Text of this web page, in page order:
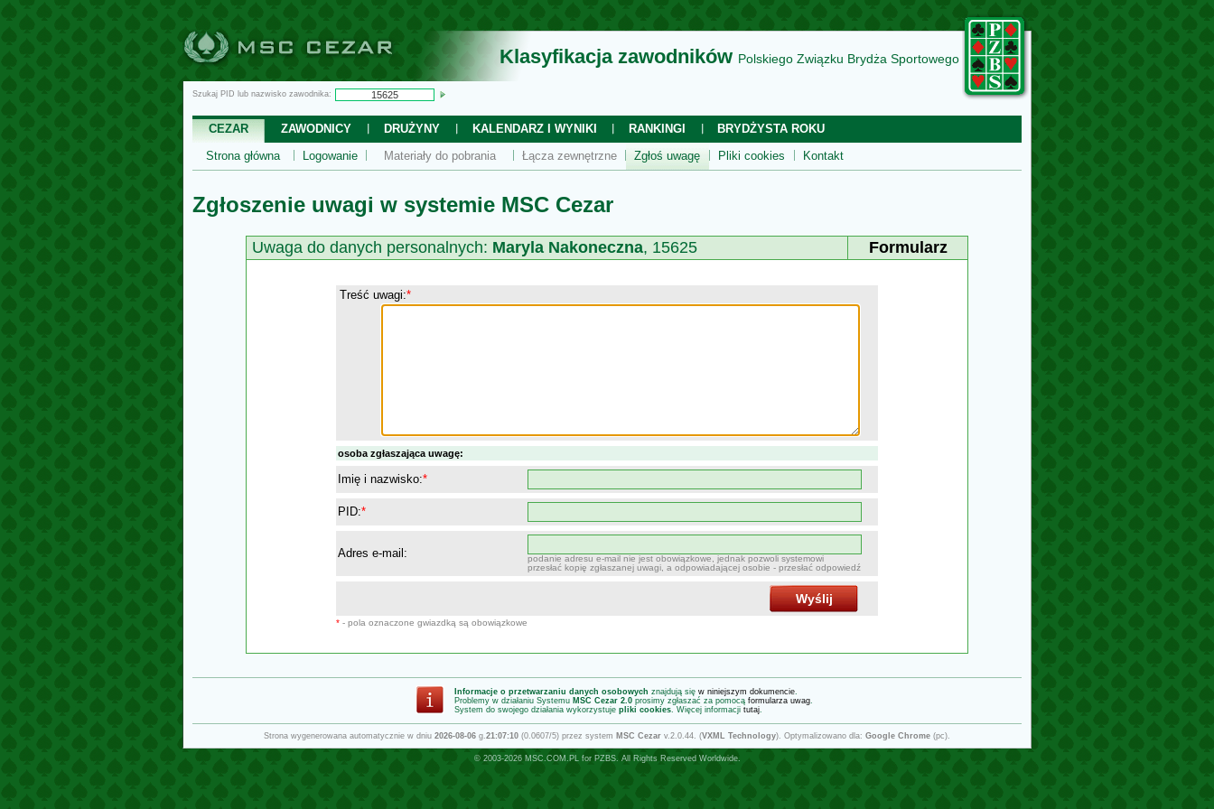
Klasyfikacja zawodników Polskiego Związku Brydża Sportowego
Szukaj PID lub nazwisko zawodnika:
CEZAR ZAWODNICY DRUŻYNY KALENDARZ I WYNIKI RANKINGI
BRYDŻYSTA ROKU
Strona główna
Logowanie Materiały do pobrania Łącza zewnętrzne Zgłoś uwagę Pliki cookies Kontakt
Zgłoszenie uwagi w systemie MSC Cezar
Uwaga do danych personalnych: Maryla Nakoneczna, 15625 Formularz
Treść uwagi:*
osoba zgłaszająca uwagę:
Imię i nazwisko:*
PID:*
Adres e-mail:
podanie adresu e-mail nie jest obowiązkowe, jednak pozwoli systemowi
przesłać kopię zgłaszanej uwagi, a odpowiadającej osobie - przesłać odpowiedź
Wyślij
* - pola oznaczone gwiazdką są obowiązkowe
Informacje o przetwarzaniu danych osobowych znajdują się w niniejszym dokumencie.
Problemy w działaniu Systemu MSC Cezar 2.0 prosimy zgłaszać za pomocą formularza uwag.
System do swojego działania wykorzystuje pliki cookies. Więcej informacji tutaj.
Strona wygenerowana automatycznie w dniu 2026-08-06 g.21:07:10 (0.0607/5) przez system MSC Cezar v.2.0.44. (VXML Technology). Optymalizowano dla: Google Chrome (pc).
© 2003-2026 MSC.COM.PLfor PZBS. All Rights Reserved Worldwide.